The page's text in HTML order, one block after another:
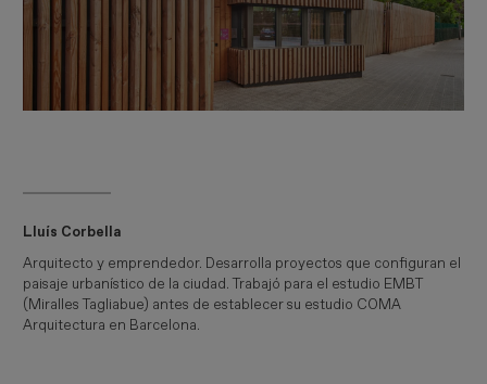
Lluís Corbella
Arquitecto y emprendedor. Desarrolla proyectos que configuran el
paisaje urbanístico de la ciudad. Trabajó para el estudio EMBT
(Miralles Tagliabue) antes de establecer su estudio COMA
Arquitectura en Barcelona.